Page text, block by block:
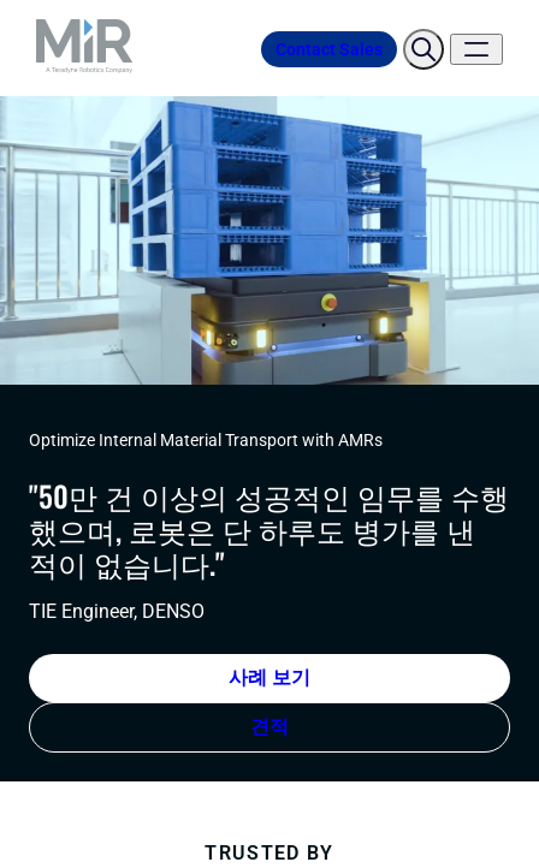
Contact Sales
Optimize Internal Material Transport with AMRs
"50만 건 이상의 성공적인 임무를 수행
했으며, 로봇은 단 하루도 병가를 낸
적이 없습니다."
TIE Engineer, DENSO
사례 보기
견적
TRUSTED BY